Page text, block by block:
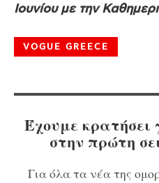
Ιουνίου με την
VOGUE GREECE
Έχουμε κρατήσει
στην πρώτη
Για όλα τα νέα της